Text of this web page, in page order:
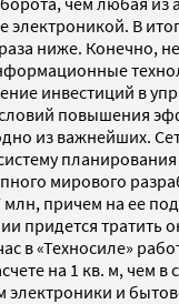
электроникой. В
ниже. Конечно,
инвестиций в
повышения
из важнейших.
мирового
млн, причем на ее
придется тратить
в «Техносиле»
на 1 кв. м, чем в
электроники и